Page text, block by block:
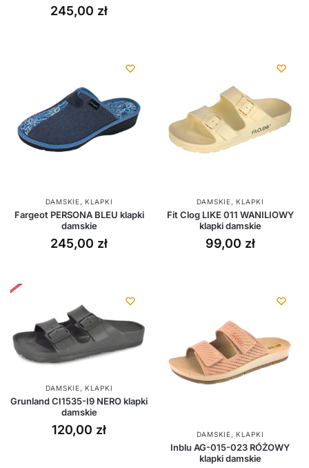
245,00 zł
DAMSKIE,KLAPKI
Fargeot PERSONA BLEU klapki
damskie
245,00 zł
DAMSKIE,KLAPKI
Fit Clog LIKE 011 WANILIOWY
klapki damskie
99,00 zł
DAMSKIE,KLAPKI
Grunland CI1535-I9 NERO klapki
damskie
120,00 zł DAMSKIE,KLAPKI
Inblu AG-015-023 RÓŻOWY
klapki damskie